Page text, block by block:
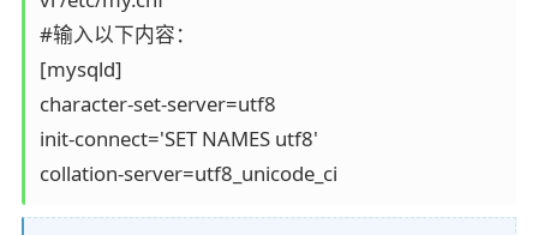
#输入以下内容：
[mysqld]
character-set-server=utf8
init-connect='SET NAMES utf8'
collation-server=utf8_unicode_ci